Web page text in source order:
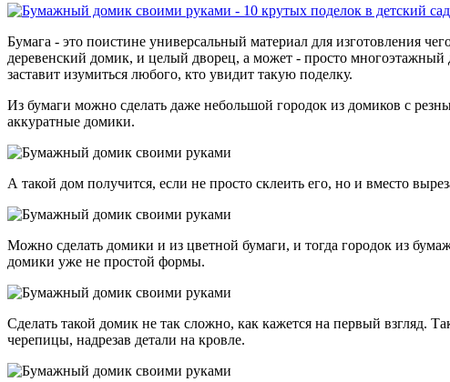
Бумага - это поистине универсальный материал для изготовления
деревенский домик, и целый дворец, а может - просто
заставит изумиться любого, кто увидит такую поделку.
Из бумаги можно сделать даже небольшой городок из домиков с
аккуратные домики.
А такой дом получится, если не просто склеить его, но и вместо
Можно сделать домики и из цветной бумаги, и тогда городок из
домики уже не простой формы.
Сделать такой домик не так сложно, как кажется на первый
черепицы, надрезав детали на кровле.